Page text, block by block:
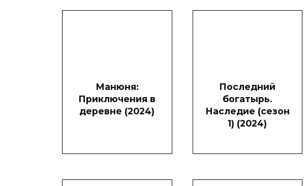
Манюня:
Приключения в
деревне (2024)
Последний
богатырь.
Наследие (сезон
1) (2024)